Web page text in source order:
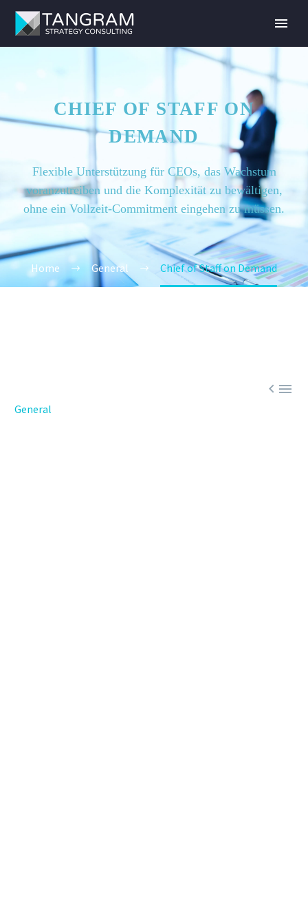
CHIEF OF STAFF ON
DEMAND
Flexible Unterstützung für CEOs, das Wachstum
voranzutreiben und die Komplexität zu bewältigen,
ohne ein Vollzeit-Commitment eingehen zu müssen.
Home General Chief of Staff on Demand

General